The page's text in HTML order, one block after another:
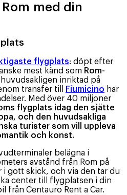
med din
flygplats: döpt efter
mest känd som Rom-
huvudsakligen inriktad på
transfer till
Fiumicino har
Med över 40 miljoner
flygplats idag den sjätte
och den huvudsakliga
turister som vill uppleva
och konst.
belägna i
avstånd från Rom på
i gott skick, och via den tar du
center till flygplatsen i din
från Centauro Rent a Car.